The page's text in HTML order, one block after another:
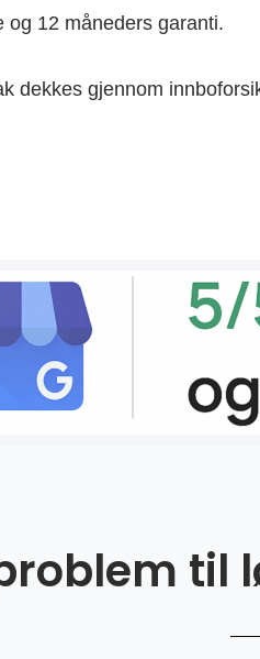
og 12 måneders garanti.
dekkes gjennom
til